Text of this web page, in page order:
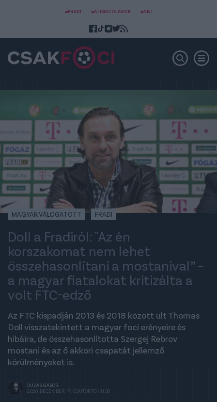
#FRADI #ÁTIGAZOLÁSOK #NB I
MAGYAR VÁLOGATOTT FRADI
Doll a Fradiról: "Az én
korszakomat nem lehet
összehasonlítani a mostanival” –
a magyar fiatalokat kritizálta a
volt FTC-edző
Az FTC kispadján 2013 és 2018 között ült Thomas
Doll visszatekintett a magyar foci erényeire és
hibáira, de összehasonlította Szergej Rebrov
mostani és az ő akkori csapatát jellemző
körülményeket is.
DUDÁS GÁBOR
2020. DECEMBER 17., CSÜTÖRTÖK 11:30